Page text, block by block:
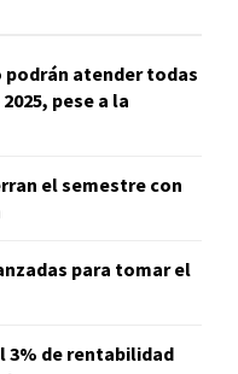
podrán atender todas
pese a la
el semestre con
para tomar el
3% de rentabilidad